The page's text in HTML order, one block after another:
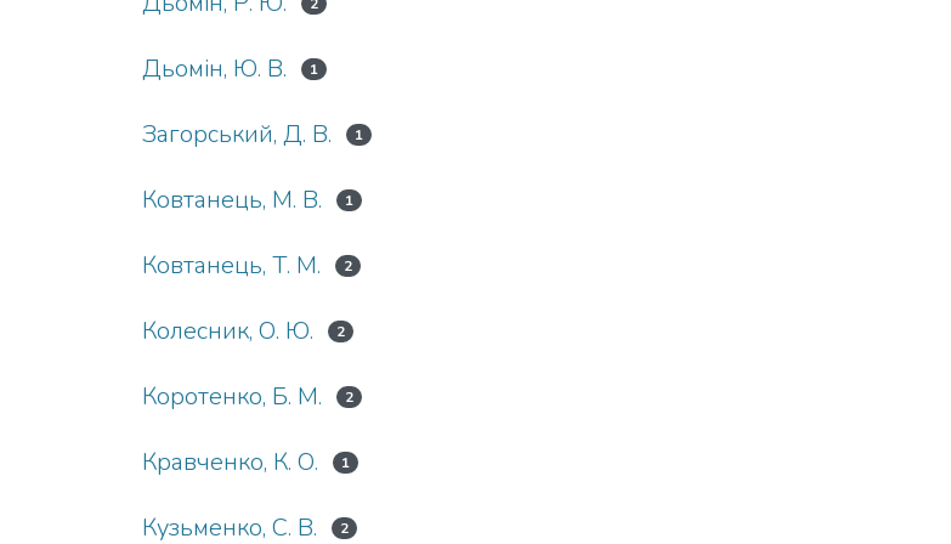
Дьомін, Ю. В. 1
Загорський, Д. В. 1
Ковтанець, М. В. 1
Ковтанець, Т. М. 2
Колесник, О. Ю. 2
Коротенко, Б. М. 2
Кравченко, К. О. 1
Кузьменко, С. В. 2